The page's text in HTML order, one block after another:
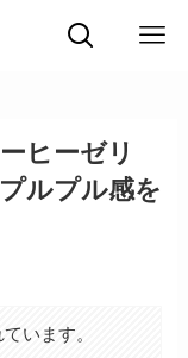
ヒーゼリ
ルプル感を
います。